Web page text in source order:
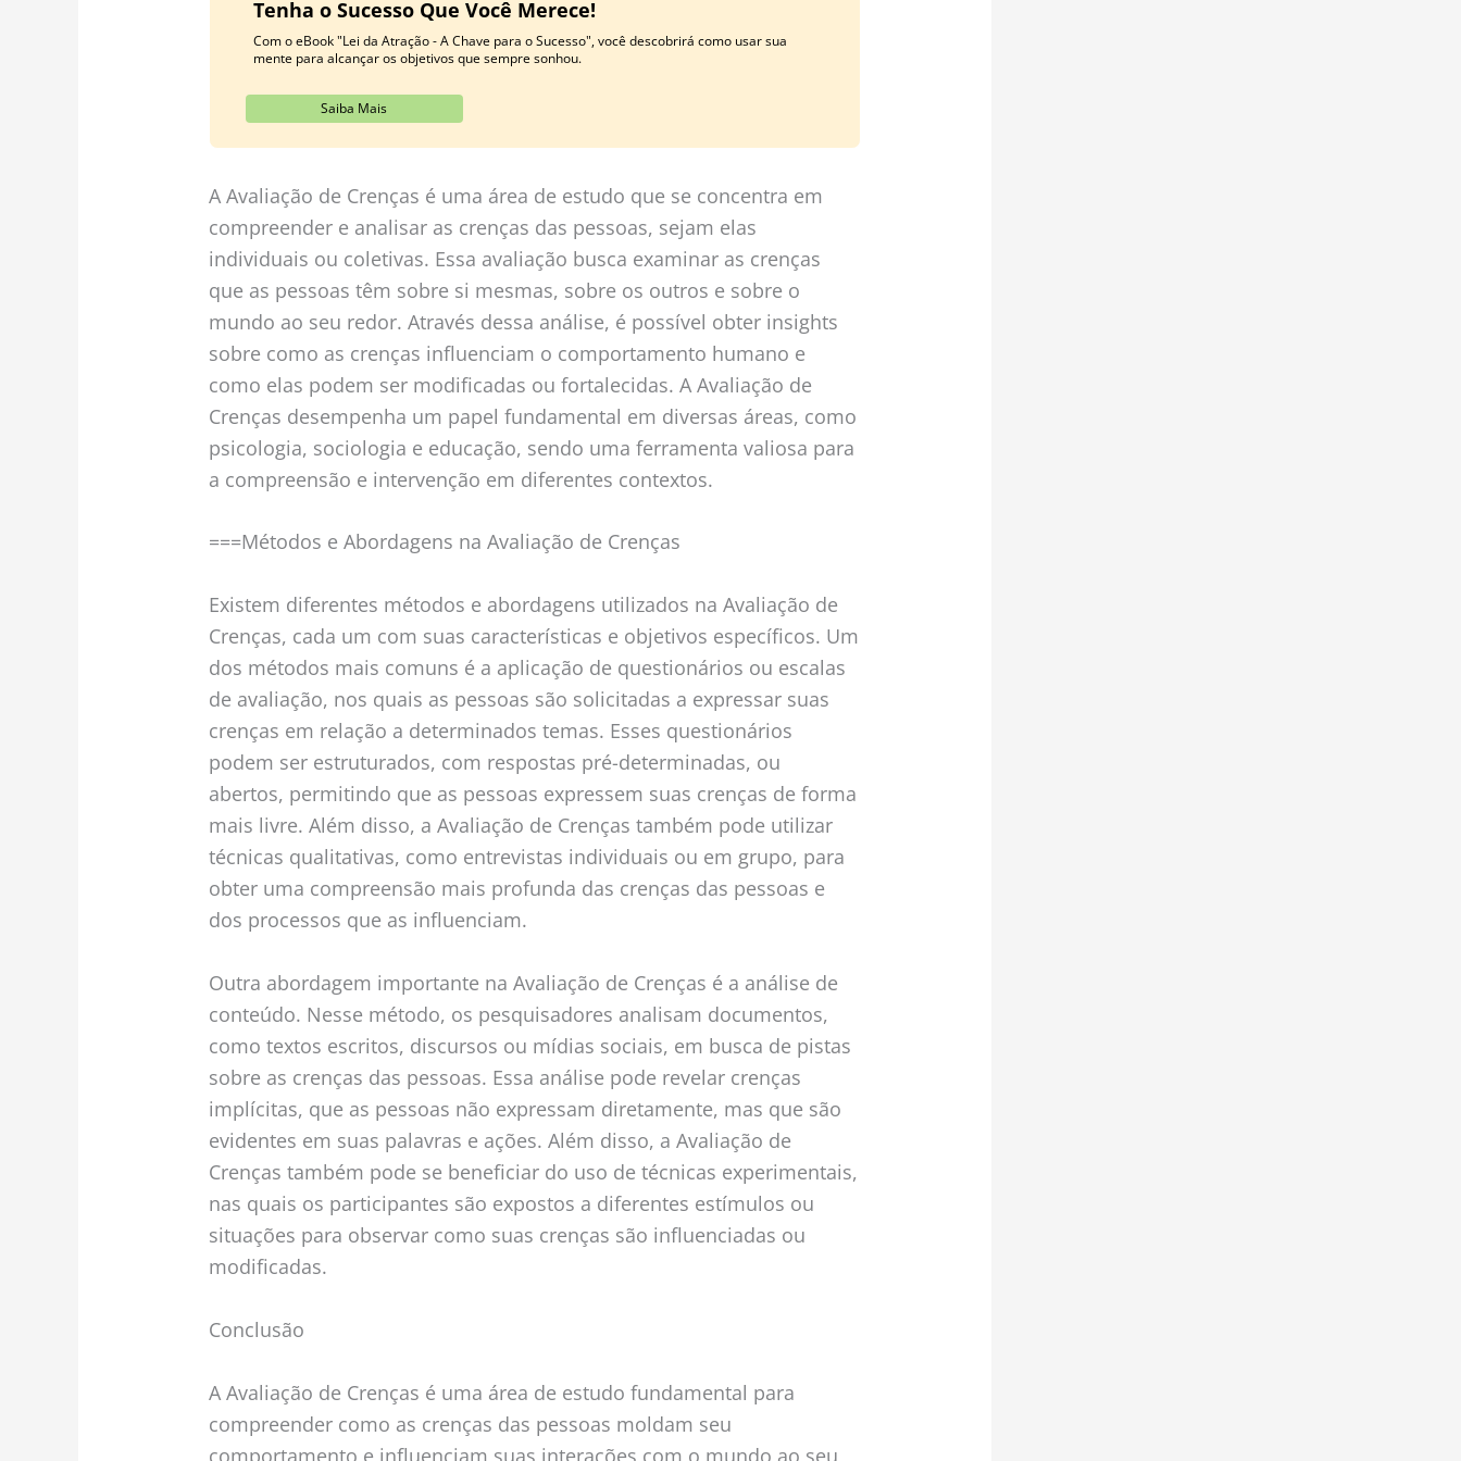
Tenha o Sucesso Que Você Merece!
Com o eBook "Lei da Atração - A Chave para o Sucesso", você descobrirá como usar sua
mente para alcançar os objetivos que sempre sonhou.
Saiba Mais
A Avaliação de Crenças é uma área de estudo que se concentra em
compreender e analisar as crenças das pessoas, sejam elas
individuais ou coletivas. Essa avaliação busca examinar as crenças
que as pessoas têm sobre si mesmas, sobre os outros e sobre o
mundo ao seu redor. Através dessa análise, é possível obter insights
sobre como as crenças influenciam o comportamento humano e
como elas podem ser modificadas ou fortalecidas. A Avaliação de
Crenças desempenha um papel fundamental em diversas áreas, como
psicologia, sociologia e educação, sendo uma ferramenta valiosa para
a compreensão e intervenção em diferentes contextos.
===Métodos e Abordagens na Avaliação de Crenças
Existem diferentes métodos e abordagens utilizados na Avaliação de
Crenças, cada um com suas características e objetivos específicos. Um
dos métodos mais comuns é a aplicação de questionários ou escalas
de avaliação, nos quais as pessoas são solicitadas a expressar suas
crenças em relação a determinados temas. Esses questionários
podem ser estruturados, com respostas pré-determinadas, ou
abertos, permitindo que as pessoas expressem suas crenças de forma
mais livre. Além disso, a Avaliação de Crenças também pode utilizar
técnicas qualitativas, como entrevistas individuais ou em grupo, para
obter uma compreensão mais profunda das crenças das pessoas e
dos processos que as influenciam.
Outra abordagem importante na Avaliação de Crenças é a análise de
conteúdo. Nesse método, os pesquisadores analisam documentos,
como textos escritos, discursos ou mídias sociais, em busca de pistas
sobre as crenças das pessoas. Essa análise pode revelar crenças
implícitas, que as pessoas não expressam diretamente, mas que são
evidentes em suas palavras e ações. Além disso, a Avaliação de
Crenças também pode se beneficiar do uso de técnicas experimentais,
nas quais os participantes são expostos a diferentes estímulos ou
situações para observar como suas crenças são influenciadas ou
modificadas.
Conclusão
A Avaliação de Crenças é uma área de estudo fundamental para
compreender como as crenças das pessoas moldam seu
comportamento e influenciam suas interações com o mundo ao seu